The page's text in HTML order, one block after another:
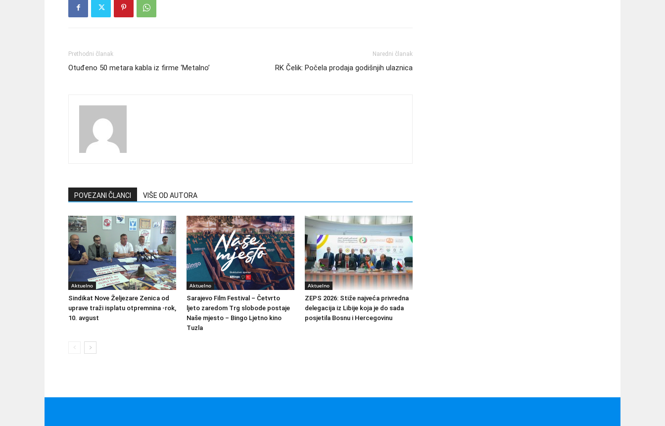
Prethodni članak
Otuđeno 50 metara kabla iz firme ‘Metalno’
Naredni članak
RK Čelik: Počela prodaja godišnjih ulaznica
POVEZANI ČLANCI VIŠE OD AUTORA
Aktuelno
Sindikat Nove Željezare Zenica od
uprave traži isplatu otpremnina -rok,
10. avgust
Aktuelno
Sarajevo Film Festival – Četvrto
ljeto zaredom Trg slobode postaje
Naše mjesto – Bingo Ljetno kino
Tuzla
Aktuelno
ZEPS 2026: Stiže najveća privredna
delegacija iz Libije koja je do sada
posjetila Bosnu i Hercegovinu